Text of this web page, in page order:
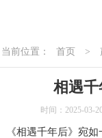
当前位置： 首页 >
相遇
时间：2025-03-
《相遇千年后》宛